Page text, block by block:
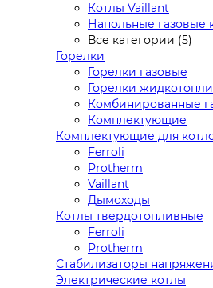
Котлы Vaillant
Напольные газовые
Все категории (5)
Горелки
Горелки газовые
Горелки
Комбинированные
Комплектующие
Комплектующие для
Ferroli
Protherm
Vaillant
Дымоходы
Котлы твердотопливные
Ferroli
Protherm
Стабилизаторы
Электрические котлы